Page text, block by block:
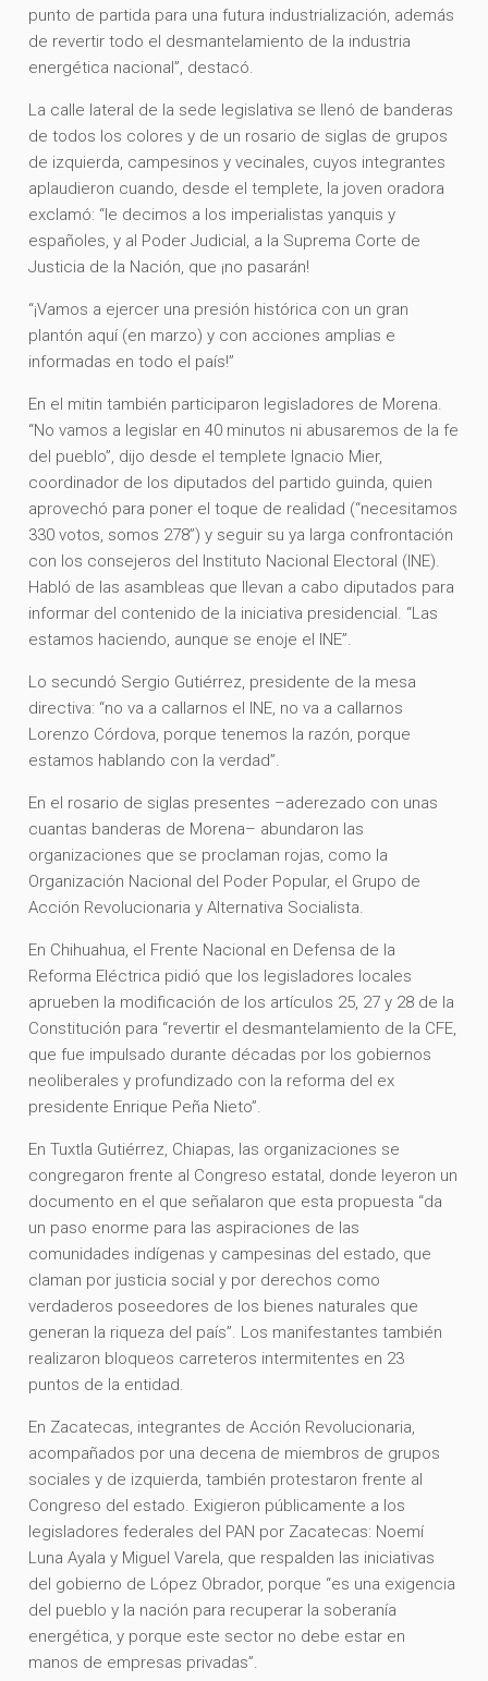
punto de partida para una futura industrialización, además
de revertir todo el desmantelamiento de la industria
energética nacional”, destacó.
La calle lateral de la sede legislativa se llenó de banderas
de todos los colores y de un rosario de siglas de grupos
de izquierda, campesinos y vecinales, cuyos integrantes
aplaudieron cuando, desde el templete, la joven oradora
exclamó: “le decimos a los imperialistas yanquis y
españoles, y al Poder Judicial, a la Suprema Corte de
Justicia de la Nación, que ¡no pasarán!
“¡Vamos a ejercer una presión histórica con un gran
plantón aquí (en marzo) y con acciones amplias e
informadas en todo el país!”
En el mitin también participaron legisladores de Morena.
“No vamos a legislar en 40 minutos ni abusaremos de la fe
del pueblo”, dijo desde el templete Ignacio Mier,
coordinador de los diputados del partido guinda, quien
aprovechó para poner el toque de realidad (“necesitamos
330 votos, somos 278”) y seguir su ya larga confrontación
con los consejeros del Instituto Nacional Electoral (INE).
Habló de las asambleas que llevan a cabo diputados para
informar del contenido de la iniciativa presidencial. “Las
estamos haciendo, aunque se enoje el INE”.
Lo secundó Sergio Gutiérrez, presidente de la mesa
directiva: “no va a callarnos el INE, no va a callarnos
Lorenzo Córdova, porque tenemos la razón, porque
estamos hablando con la verdad”.
En el rosario de siglas presentes –aderezado con unas
cuantas banderas de Morena– abundaron las
organizaciones que se proclaman rojas, como la
Organización Nacional del Poder Popular, el Grupo de
Acción Revolucionaria y Alternativa Socialista.
En Chihuahua, el Frente Nacional en Defensa de la
Reforma Eléctrica pidió que los legisladores locales
aprueben la modificación de los artículos 25, 27 y 28 de la
Constitución para “revertir el desmantelamiento de la CFE,
que fue impulsado durante décadas por los gobiernos
neoliberales y profundizado con la reforma del ex
presidente Enrique Peña Nieto”.
En Tuxtla Gutiérrez, Chiapas, las organizaciones se
congregaron frente al Congreso estatal, donde leyeron un
documento en el que señalaron que esta propuesta “da
un paso enorme para las aspiraciones de las
comunidades indígenas y campesinas del estado, que
claman por justicia social y por derechos como
verdaderos poseedores de los bienes naturales que
generan la riqueza del país”. Los manifestantes también
realizaron bloqueos carreteros intermitentes en 23
puntos de la entidad.
En Zacatecas, integrantes de Acción Revolucionaria,
acompañados por una decena de miembros de grupos
sociales y de izquierda, también protestaron frente al
Congreso del estado. Exigieron públicamente a los
legisladores federales del PAN por Zacatecas: Noemí
Luna Ayala y Miguel Varela, que respalden las iniciativas
del gobierno de López Obrador, porque “es una exigencia
del pueblo y la nación para recuperar la soberanía
energética, y porque este sector no debe estar en
manos de empresas privadas”.